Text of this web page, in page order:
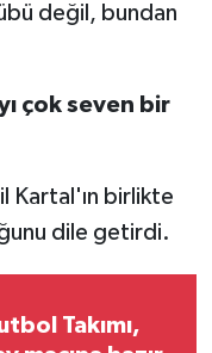
değil, bundan
çok seven bir
Kartal'ın birlikte
dile getirdi.
Takımı,